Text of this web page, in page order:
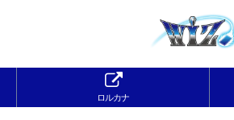
ロルカナ